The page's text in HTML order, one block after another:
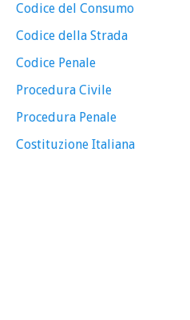
Codice del Consumo
Codice della Strada
Codice Penale
Procedura Civile
Procedura Penale
Costituzione Italiana